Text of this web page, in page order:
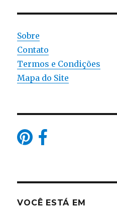
Sobre
Contato
Termos e Condições
Mapa do Site
VOCÊ ESTÁ EM